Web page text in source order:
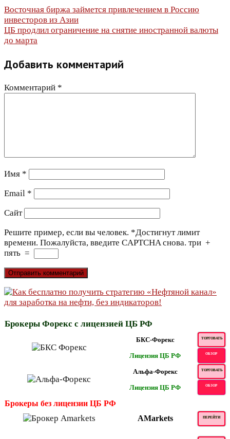
Навигация
по
записям
Восточная биржа займется привлечением в Россию
инвесторов из Азии
ЦБ продлил ограничение на снятие иностранной валюты
до марта
Добавить комментарий
Комментарий *
Имя *
Email *
Сайт
Решите пример, если вы человек. *Достигнут лимит
времени. Пожалуйста, введите CAPTCHA снова. три +
пять =
Брокеры Форекс с лицензией ЦБ РФ
БКС-Форекс ТОРГОВАТЬ
Лицензия ЦБ РФ ОБЗОР
Альфа-Форекс ТОРГОВАТЬ
Лицензия ЦБ РФ ОБЗОР
Брокеры без лицензии ЦБ РФ
AMarkets
ПЕРЕЙТИ